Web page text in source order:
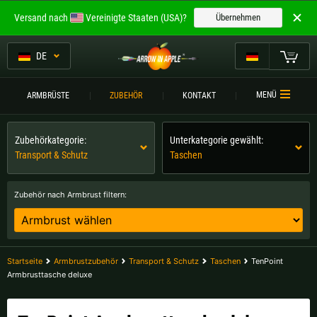
DE
ARMBRÜSTE ZUBEHÖR KONTAKT MENÜ
Zubehör nach Armbrust filtern:
Zubehörkategorie:
Transport & Schutz
Unterkategorie gewählt:
Taschen
Startseite Armbrustzubehör Transport & Schutz Taschen
TenPoint
Armbrusttasche deluxe
Willkommen bei
ARROW IN APPLE
Die besten Armbrüste.
Bitte wählen Sie Ihre Sprache aus:
Englisch Deutsch (DE)
Deutsch (AT) Deutsch (CH)
Bitte wählen Sie Ihre Versandregion:
Belgien |€ Bulgarien | лв
Versand nach Vereinigte Staaten (USA)? Übernehmen
Mein Warenkorb
ARMBRÜSTE
ARMBRUSTVERGLEICH
ZUBEHÖR
KONTAKT